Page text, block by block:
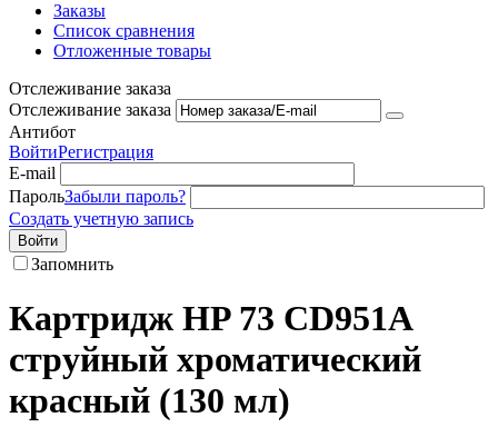
Заказы
Список сравнения
Отложенные товары
Отслеживание заказа
Отслеживание заказа
Антибот
ВойтиРегистрация
E-mail
ПарольЗабыли пароль?
Создать учетную запись
Войти
Запомнить
Картридж HP 73 CD951A
струйный хроматический
красный (130 мл)